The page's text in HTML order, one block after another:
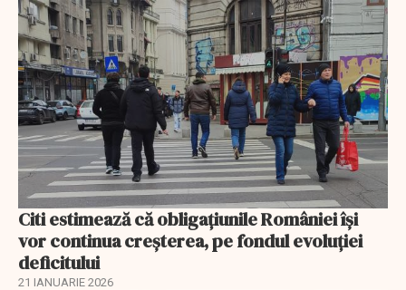
Citi estimează că obligațiunile României își
vor continua creșterea, pe fondul evoluției
deficitului
21 IANUARIE 2026